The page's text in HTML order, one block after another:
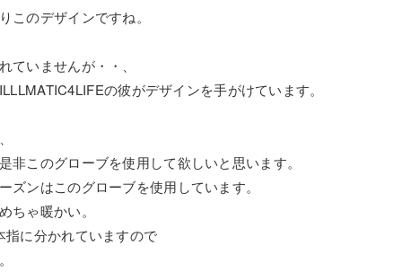
このデザインですね。
ていませんが・・、
の彼がデザインを手がけています。
非このグローブを使用して欲しいと思います。
ズンはこのグローブを使用しています。
ちゃ暖かい。
指に分かれていますので